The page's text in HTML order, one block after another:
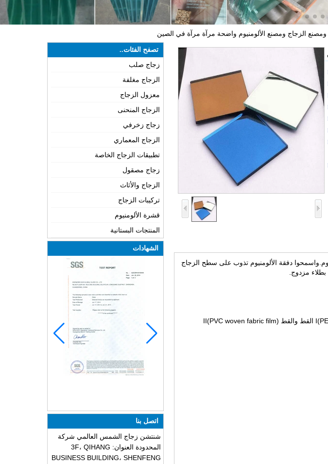
تصفح الفئات..
زجاج صلب
الزجاج مغلفة
معزول الزجاج
الزجاج المنحنى
زجاج زخرفي
الزجاج المعماري
تطبيقات الزجاج الخاصة
زجاج مصقول
الزجاج والأثاث
تركيبات الزجاج
قشرة الألومنيوم
المنتجات البستانية
الشهادات
اتصل بنا
شنتشن زجاج الشمس العالمي شركة
المحدودة العنوان: 3F، QIHANG
BUSINESS BUILDING، SHENFENG
واسمحوا دفقة الألومنيوم تذوب على سطح الزجاج
مزدوج.